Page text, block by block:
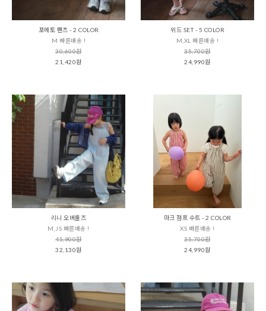
포에토 팬츠 - 2 COLOR
M 빠른배송 !
30,600원
21,420원
위드 SET - 5 COLOR
M,XL 빠른배송 !
35,700원
24,990원
리니 오버롤즈
M,JS 빠른배송 !
45,900원
32,130원
마크 점프 수트 - 2 COLOR
XS 빠른배송 !
35,700원
24,990원